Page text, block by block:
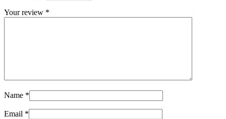
Your review *
Name *
Email *